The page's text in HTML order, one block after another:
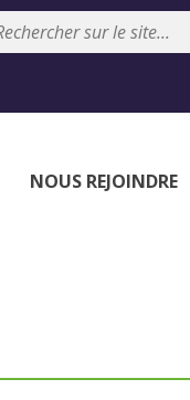
NOUS REJOINDRE